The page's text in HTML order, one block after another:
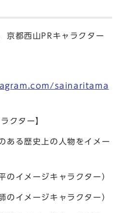
京都西山PRキャラクター
sainaritama
クター】
ある歴史上の人物をイメー
イメージキャラクター）
イメージキャラクター）